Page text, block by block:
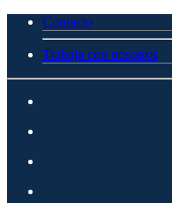
Contacto
Trabaja con nosotros